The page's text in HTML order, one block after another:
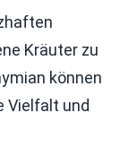
Kräuter zu
können
Vielfalt und